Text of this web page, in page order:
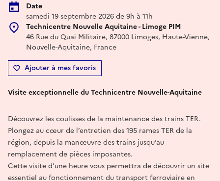
Date
samedi 19 septembre 2026 de 9h à 11h
Technicentre Nouvelle Aquitaine - Limoge PIM
46 Rue du Quai Militaire, 87000 Limoges, Haute-Vienne,
Nouvelle-Aquitaine, France
Ajouter à mes favoris
Visite exceptionnelle du Technicentre Nouvelle-Aquitaine
Découvrez les coulisses de la maintenance des trains TER.
Plongez au cœur de l’entretien des 195 rames TER de la
région, depuis la manœuvre des trains jusqu’au
remplacement de pièces imposantes.
Cette visite d’une heure vous permettra de découvrir un site
essentiel au fonctionnement du transport ferroviaire en